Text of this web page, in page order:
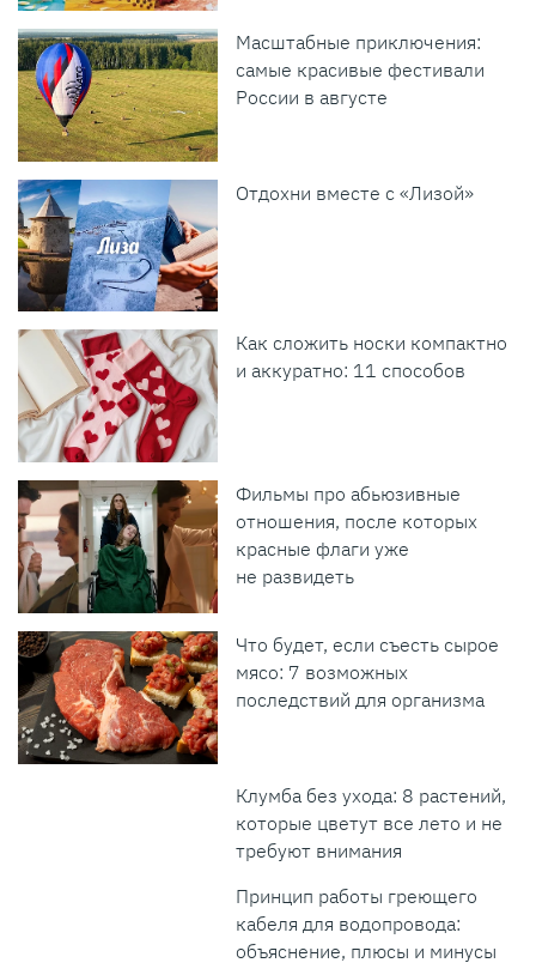
Масштабные приключения:
самые красивые фестивали
России в августе
Отдохни вместе с «Лизой»
Как сложить носки компактно
и аккуратно: 11 способов
Фильмы про абьюзивные
отношения, после которых
красные флаги уже
не развидеть
Что будет, если съесть сырое
мясо: 7 возможных
последствий для организма
Клумба без ухода: 8 растений,
которые цветут все лето и не
требуют внимания
Принцип работы греющего
кабеля для водопровода:
объяснение, плюсы и минусы